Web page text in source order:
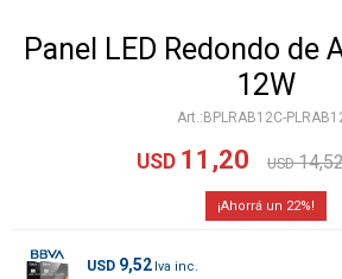
Panel LED Redondo de
12W
BPLRAB12C-
USD 11,20 USD
22
USD 9,52